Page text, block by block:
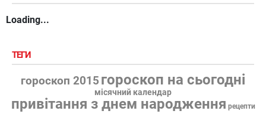
Loading...
ТЕГИ
гороскоп 2015 гороскоп на сьогодні
місячний календар
привітання з днем народження рецепти